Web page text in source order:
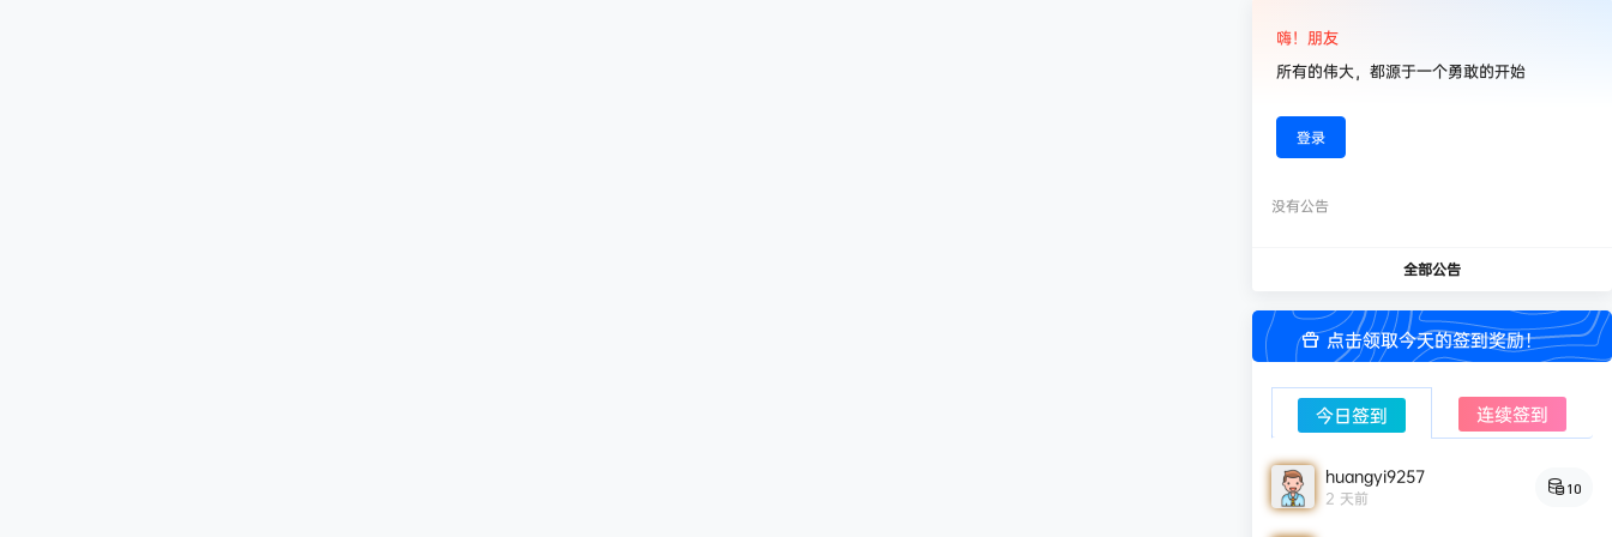
嗨！朋友
所有的伟大，都源于一个勇敢的开始
登录
没有公告
全部公告
点击领取今天的签到奖励！
今日签到 连续签到
huangyi9257
2 天前 10